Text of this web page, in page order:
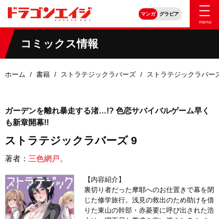
マンガ
グラビア
menu
コミックス情報
ホーム 書籍 ストラテジックラバーズ ストラテジックラバー
ガーデンを離れ暴走する渚…!? 色恋サバイバルゲーム早く
も新章開幕!!
ストラテジックラバーズ 9
著者： 三色網戸。
【内容紹介】
裏切り者だった摩耶へのお仕置きで幕を閉
じた修学旅行。浅見の救出のため助けを借
りた東山の幹部・赤菱要に呼び出された浩